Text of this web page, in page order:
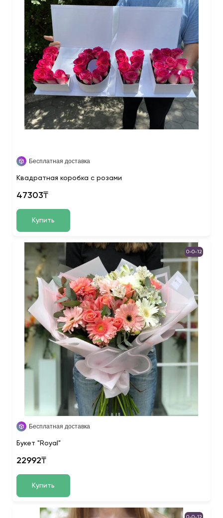
Бесплатная доставка
Квадратная коробка с розами
47303₸
Купить
0-0-12
Бесплатная доставка
Букет "Royal"
22992₸
Купить
0-0-12